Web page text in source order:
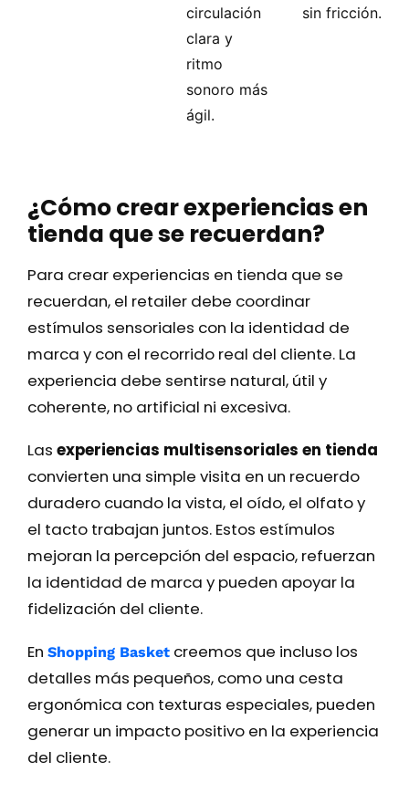
circulación
clara y
ritmo
sonoro más
ágil.
sin fricción.
¿Cómo crear experiencias en
tienda que se recuerdan?
Para crear experiencias en tienda que se
recuerdan, el retailer debe coordinar
estímulos sensoriales con la identidad de
marca y con el recorrido real del cliente. La
experiencia debe sentirse natural, útil y
coherente, no artificial ni excesiva.
Las experiencias multisensoriales en tienda
convierten una simple visita en un recuerdo
duradero cuando la vista, el oído, el olfato y
el tacto trabajan juntos. Estos estímulos
mejoran la percepción del espacio, refuerzan
la identidad de marca y pueden apoyar la
fidelización del cliente.
En Shopping Basket creemos que incluso los
detalles más pequeños, como una cesta
ergonómica con texturas especiales, pueden
generar un impacto positivo en la experiencia
del cliente.